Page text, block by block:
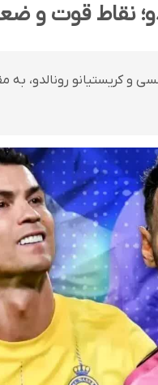
نقاط قوت و
و کریستیانو رونالدو،